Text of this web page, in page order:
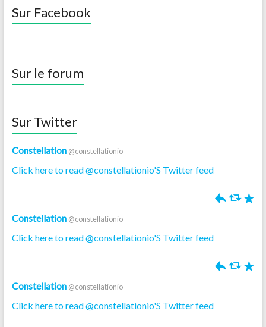
Sur Facebook
Sur le forum
Sur Twitter
Constellation @constellationio
Click here to read @constellationio'S Twitter feed
h J R
Constellation @constellationio
Click here to read @constellationio'S Twitter feed
h J R
Constellation @constellationio
Click here to read @constellationio'S Twitter feed